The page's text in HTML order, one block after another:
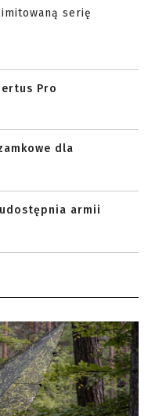
serię
Pro
dla
armii